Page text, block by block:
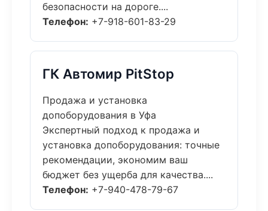
безопасности на дороге....
Телефон: +7-918-601-83-29
ГК Автомир PitStop
Продажа и установка
допоборудования в Уфа
Экспертный подход к продажа и
установка допоборудования: точные
рекомендации, экономим ваш
бюджет без ущерба для качества....
Телефон: +7-940-478-79-67